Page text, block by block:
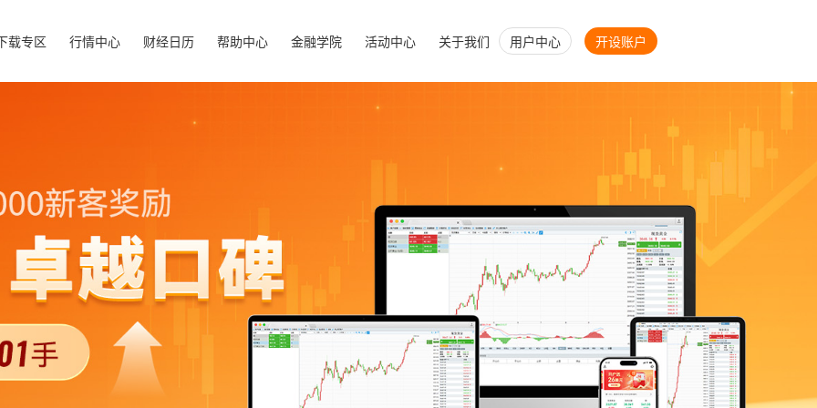
载专区 行情中心 财经日历 帮助中心 金融学院 活动中心 关于我们 用户中心 开设账户